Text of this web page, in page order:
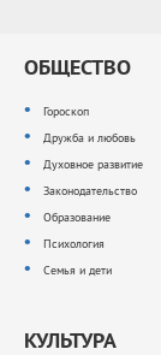
ОБЩЕСТВО
Гороскоп
Дружба и любовь
Духовное развитие
Законодательство
Образование
Психология
Семья и дети
КУЛЬТУРА